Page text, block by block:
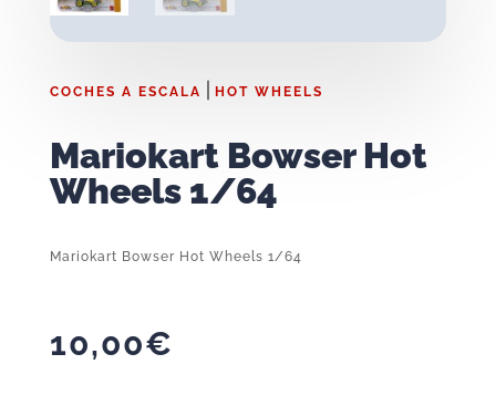
COCHES A ESCALA HOT WHEELS
Mariokart Bowser Hot
Wheels 1/64
Mariokart Bowser Hot Wheels 1/64
10,00€